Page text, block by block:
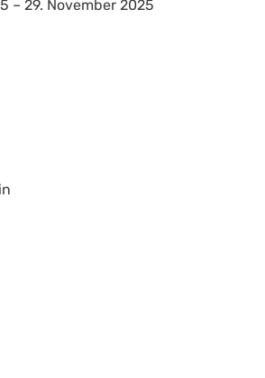
– 29. November 2025